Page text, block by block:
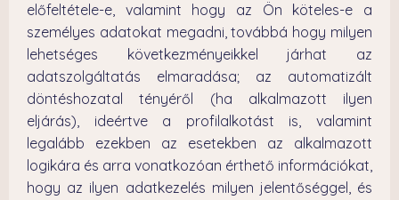
előfeltétele-e, valamint hogy az Ön köteles-e a
személyes adatokat megadni, továbbá hogy milyen
lehetséges következményeikkel járhat az
adatszolgáltatás elmaradása; az automatizált
döntéshozatal tényéről (ha alkalmazott ilyen
eljárás), ideértve a profilalkotást is, valamint
legalább ezekben az esetekben az alkalmazott
logikára és arra vonatkozóan érthető információkat,
hogy az ilyen adatkezelés milyen jelentőséggel, és